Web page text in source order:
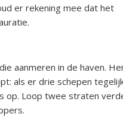
er rekening mee dat het
aanmeren in de haven.
als er drie schepen
op. Loop twee straten